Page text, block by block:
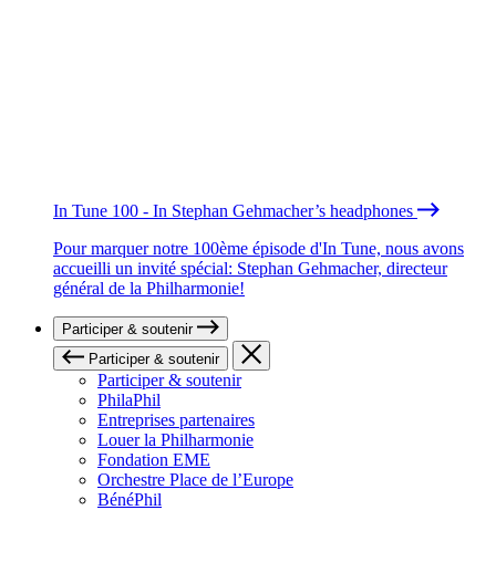
In Tune 100 - In Stephan Gehmacher’s headphones
Pour marquer notre 100ème épisode d'In Tune, nous avons
accueilli un invité spécial: Stephan Gehmacher, directeur
général de la Philharmonie!
Participer & soutenir
Participer & soutenir
Participer & soutenir
PhilaPhil
Entreprises partenaires
Louer la Philharmonie
Fondation EME
Orchestre Place de l’Europe
BénéPhil